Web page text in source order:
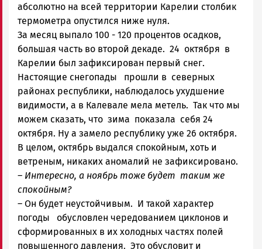
абсолютно на всей территории Карелии столбик
термометра опустился ниже нуля.
За месяц выпало 100 - 120 процентов осадков,
большая часть во второй декаде. 24 октября в
Карелии был зафиксирован первый снег.
Настоящие снегопады прошли в северных
районах республики, наблюдалось ухудшение
видимости, а в Калевале мела метель. Так что мы
можем сказать, что зима показала себя 24
октября. Ну а замело республику уже 26 октября.
В целом, октябрь выдался спокойным, хоть и
ветреным, никаких аномалий не зафиксировано.
– Интересно, а ноябрь тоже будет таким же
спокойным?
– Он будет неустойчивым. И такой характер
погоды обусловлен чередованием циклонов и
сформированных в их холодных частях полей
повышенного давления. Это обусловит и